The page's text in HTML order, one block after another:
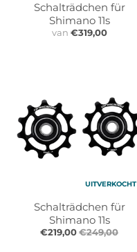
Schalträdchen für
Shimano 11s
van €319,00
UITVERKOCHT
Schalträdchen für
Shimano 11s
€219,00€249,00